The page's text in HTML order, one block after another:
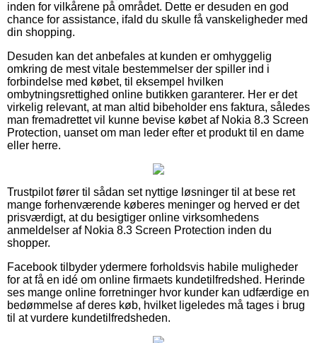
inden for vilkårene på området. Dette er desuden en god
chance for assistance, ifald du skulle få vanskeligheder med
din shopping.
Desuden kan det anbefales at kunden er omhyggelig
omkring de mest vitale bestemmelser der spiller ind i
forbindelse med købet, til eksempel hvilken
ombytningsrettighed online butikken garanterer. Her er det
virkelig relevant, at man altid bibeholder ens faktura, således
man fremadrettet vil kunne bevise købet af Nokia 8.3 Screen
Protection, uanset om man leder efter et produkt til en dame
eller herre.
Trustpilot fører til sådan set nyttige løsninger til at bese ret
mange forhenværende køberes meninger og herved er det
prisværdigt, at du besigtiger online virksomhedens
anmeldelser af Nokia 8.3 Screen Protection inden du
shopper.
Facebook tilbyder ydermere forholdsvis habile muligheder
for at få en idé om online firmaets kundetilfredshed. Herinde
ses mange online forretninger hvor kunder kan udfærdige en
bedømmelse af deres køb, hvilket ligeledes må tages i brug
til at vurdere kundetilfredsheden.